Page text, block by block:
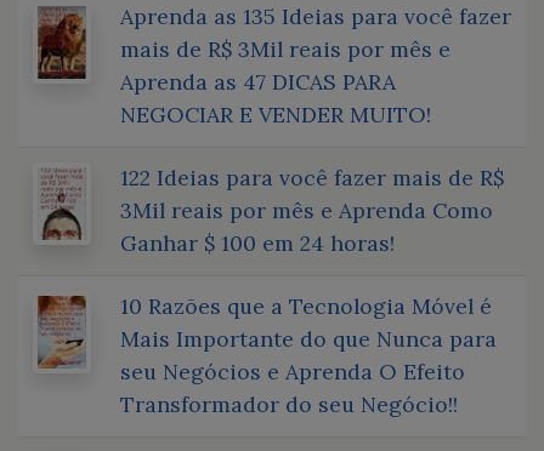
Aprenda as 135 Ideias para você fazer
mais de R$ 3Mil reais por mês e
Aprenda as 47 DICAS PARA
NEGOCIAR E VENDER MUITO!
122 Ideias para você fazer mais de R$
3Mil reais por mês e Aprenda Como
Ganhar $ 100 em 24 horas!
10 Razões que a Tecnologia Móvel é
Mais Importante do que Nunca para
seu Negócios e Aprenda O Efeito
Transformador do seu Negócio!!